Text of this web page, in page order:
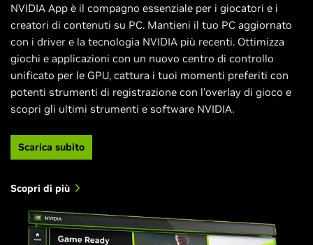
NVIDIA App è il compagno essenziale per i giocatori e i
creatori di contenuti su PC. Mantieni il tuo PC aggiornato
con i driver e la tecnologia NVIDIA più recenti. Ottimizza
giochi e applicazioni con un nuovo centro di controllo
unificato per le GPU, cattura i tuoi momenti preferiti con
potenti strumenti di registrazione con l'overlay di gioco e
scopri gli ultimi strumenti e software NVIDIA.
Scarica subito
Scopri di più